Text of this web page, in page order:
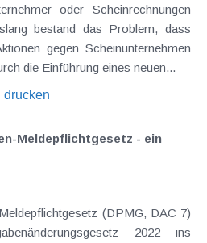
oder Scheinrechnungen
bestand das Problem, dass
gegen Scheinunternehmen
die Einführung eines neuen...
drucken
Meldepflichtgesetz - ein
(DPMG, DAC 7)
2022 ins